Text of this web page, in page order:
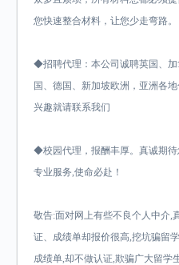
您快速整合材料，让您少走弯路。
◆招聘代理：本公司诚聘英国、
国、德国、新加坡欧洲，亚洲各
兴趣就请联系我们
◆校园代理，报酬丰厚。真诚期
专业服务,使命必赴！
敬告:面对网上有些不良个人中介,
证、成绩单却报价很高,挖坑骗留
成绩单,却不做认证,欺骗广大留学